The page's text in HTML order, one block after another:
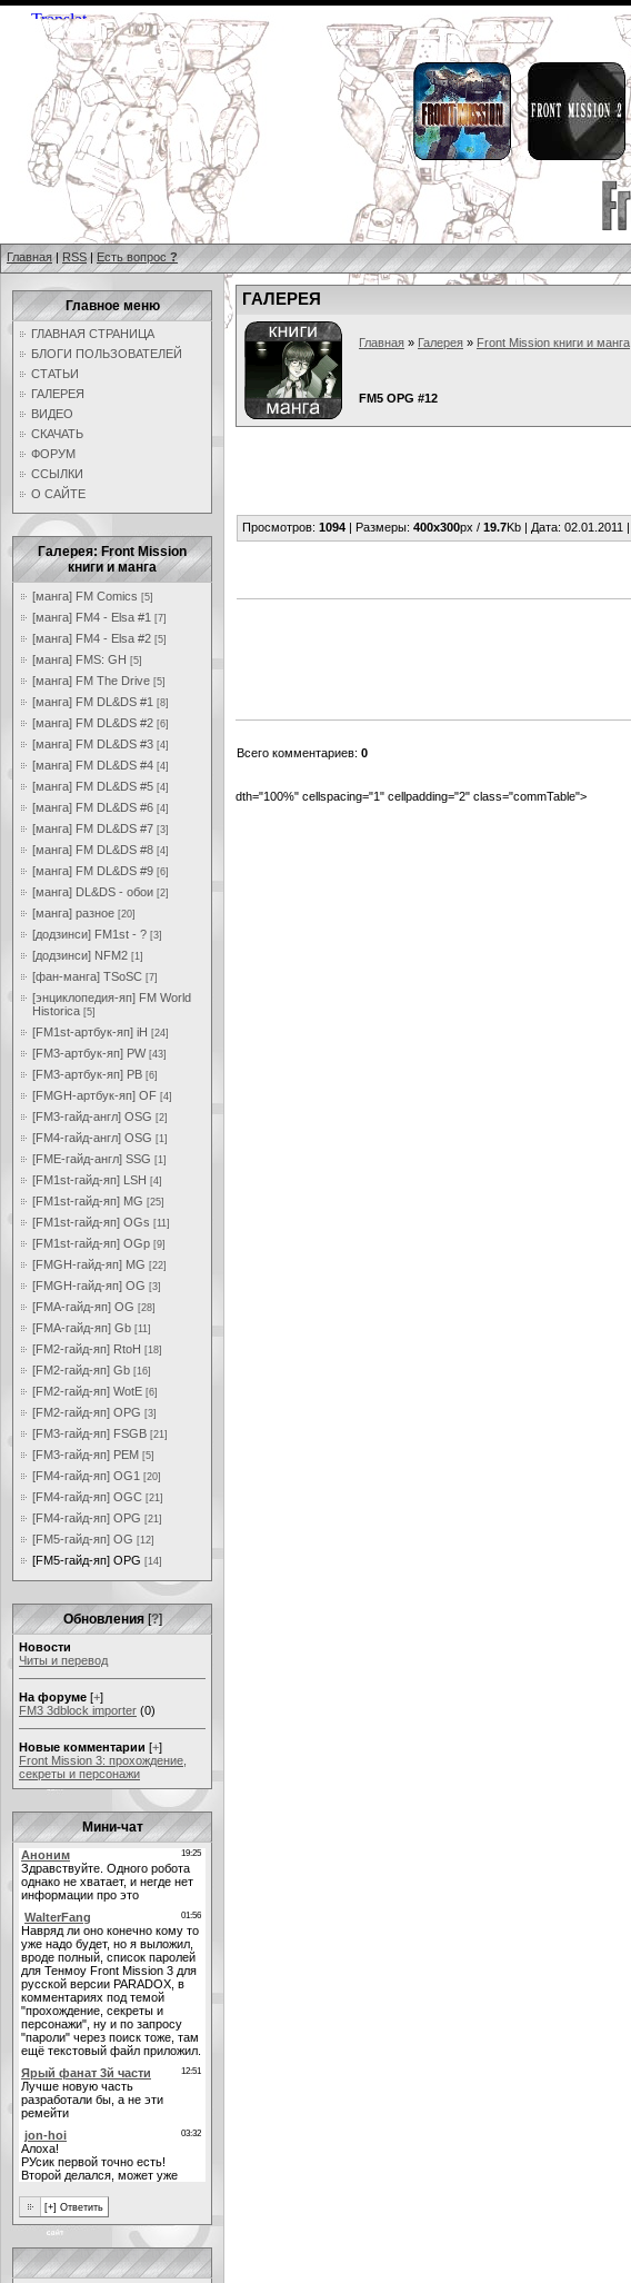
Главная | RSS | Есть вопрос ?
Главное меню
ГЛАВНАЯ СТРАНИЦА
БЛОГИ ПОЛЬЗОВАТЕЛЕЙ
СТАТЬИ
ГАЛЕРЕЯ
ВИДЕО
СКАЧАТЬ
ФОРУМ
ССЫЛКИ
О САЙТЕ
Галерея: Front Mission
книги и манга
[манга] FM Comics [5]
[манга] FM4 - Elsa #1 [7]
[манга] FM4 - Elsa #2 [5]
[манга] FMS: GH [5]
[манга] FM The Drive [5]
[манга] FM DL&DS #1 [8]
[манга] FM DL&DS #2 [6]
[манга] FM DL&DS #3 [4]
[манга] FM DL&DS #4 [4]
[манга] FM DL&DS #5 [4]
[манга] FM DL&DS #6 [4]
[манга] FM DL&DS #7 [3]
[манга] FM DL&DS #8 [4]
[манга] FM DL&DS #9 [6]
[манга] DL&DS - обои [2]
[манга] разное [20]
[додзинси] FM1st - ? [3]
[додзинси] NFM2 [1]
[фан-манга] TSoSC [7]
[энциклопедия-яп] FM World
Historica [5]
[FM1st-артбук-яп] iH [24]
[FM3-артбук-яп] PW [43]
[FM3-артбук-яп] PB [6]
[FMGH-артбук-яп] OF [4]
[FM3-гайд-англ] OSG [2]
[FM4-гайд-англ] OSG [1]
[FME-гайд-англ] SSG [1]
[FM1st-гайд-яп] LSH [4]
[FM1st-гайд-яп] MG [25]
[FM1st-гайд-яп] OGs [11]
[FM1st-гайд-яп] OGp [9]
[FMGH-гайд-яп] MG [22]
[FMGH-гайд-яп] OG [3]
[FMA-гайд-яп] OG [28]
[FMA-гайд-яп] Gb [11]
[FM2-гайд-яп] RtoH [18]
[FM2-гайд-яп] Gb [16]
[FM2-гайд-яп] WotE [6]
[FM2-гайд-яп] OPG [3]
[FM3-гайд-яп] FSGB [21]
[FM3-гайд-яп] PEM [5]
[FM4-гайд-яп] OG1 [20]
[FM4-гайд-яп] OGC [21]
[FM4-гайд-яп] OPG [21]
[FM5-гайд-яп] OG [12]
[FM5-гайд-яп] OPG [14]
Обновления [?]
Новости
Читы и перевод
На форуме [+]
FM3 3dblock importer (0)
Новые комментарии [+]
Front Mission 3: прохождение,
секреты и персонажи
Мини-чат
ГАЛЕРЕЯ
Главная » Галерея » Front Mission книги и манга
FM5 OPG #12
Просмотров: 1094 | Размеры: 400x300px / 19.7Kb | Дата: 02.01.2011 |
Всего комментариев: 0
dth="100%" cellspacing="1" cellpadding="2" class="commTable">